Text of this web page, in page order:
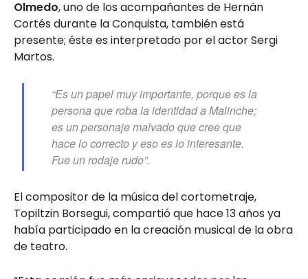
Olmedo, uno de los acompañantes de Hernán
Cortés durante la Conquista, también está
presente; éste es interpretado por el actor Sergi
Martos.
“Es un papel muy importante, porque es la
persona que roba la identidad a Malinche;
es un personaje malvado que cree que
hace lo correcto y eso es lo interesante.
Fue un rodaje rudo”.
El compositor de la música del cortometraje,
Topiltzin Borsegui, compartió que hace 13 años ya
había participado en la creación musical de la obra
de teatro.